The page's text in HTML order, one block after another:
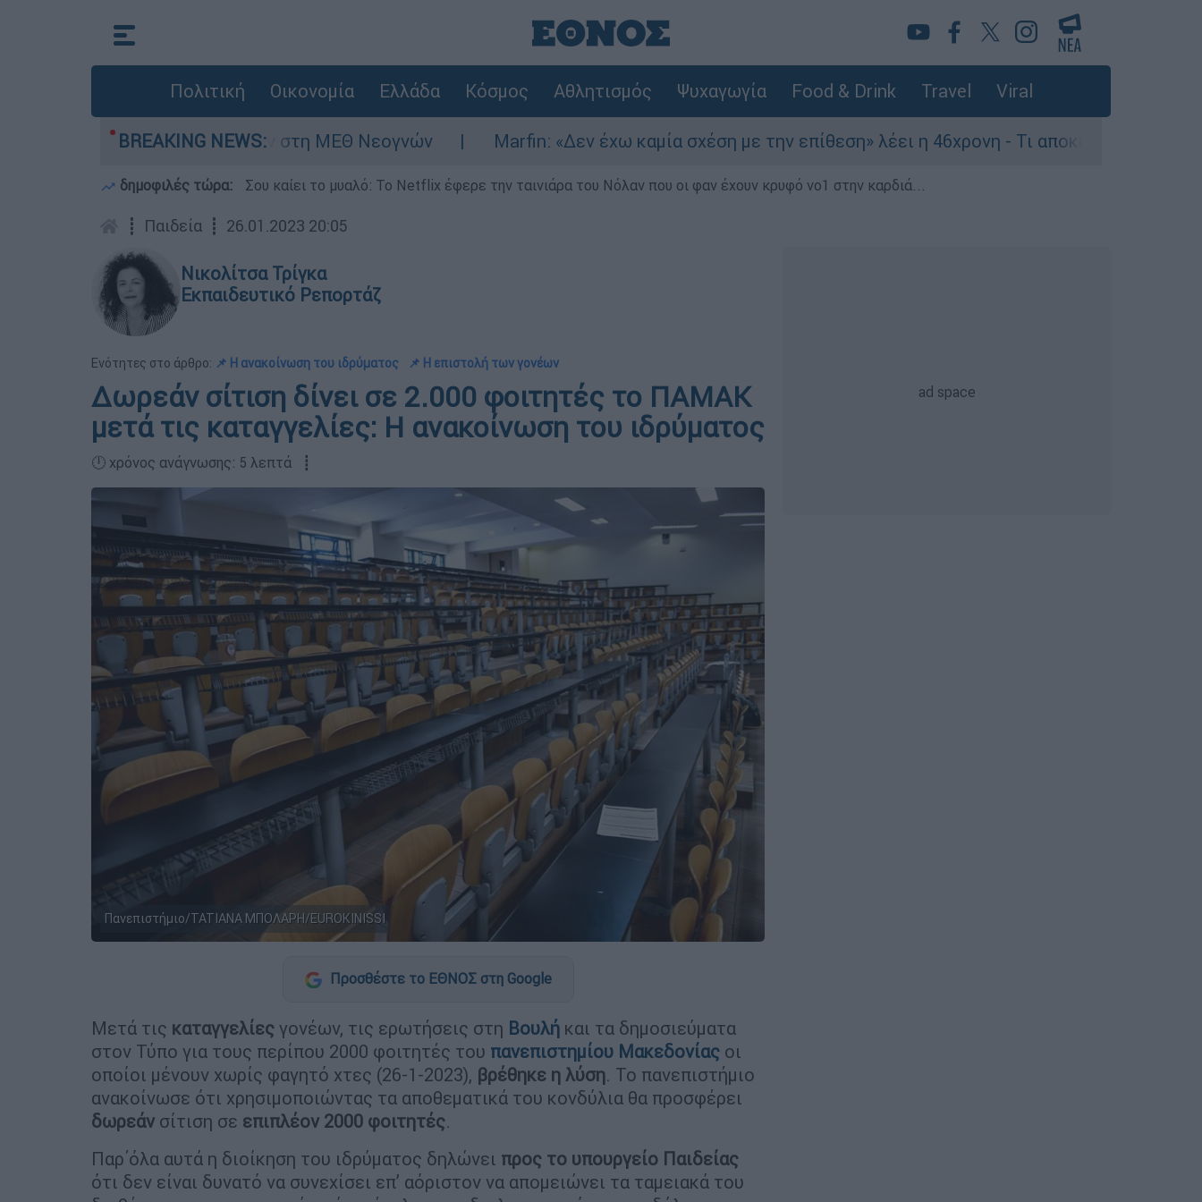
Πολιτική Οικονομία Ελλάδα Κόσμος Αθλητισμός Ψυχαγωγία Food & Drink Travel Viral
BREAKING NEWS:
- Νοσηλευόταν στη ΜΕΘ Νεογνών Marfin: «Δεν έχω καμία σχέση με την επίθεση» λέει η 46χρονη - Τι αποκάλυψε στους αστυνομικούς
δημοφιλές τώρα: Σου καίει το μυαλό: Το Netflix έφερε την ταινιάρα του Νόλαν που οι φαν έχουν κρυφό νο1 στην καρδιά...
┋ Παιδεία ┋ 26.01.2023 20:05
Νικολίτσα Τρίγκα
Εκπαιδευτικό Ρεπορτάζ
Ενότητες στο άρθρο: 📌 Η ανακοίνωση του ιδρύματος 📌 Η επιστολή των γονέων
Δωρεάν σίτιση δίνει σε 2.000 φοιτητές το ΠΑΜΑΚ
μετά τις καταγγελίες: Η ανακοίνωση του ιδρύματος
🕛 χρόνος ανάγνωσης: 5 λεπτά ┋
Πανεπιστήμιο/TATIANA ΜΠΟΛΑΡΗ/EUROKINISSI
Προσθέστε το ΕΘΝΟΣ στη Google
Μετά τις καταγγελίες γονέων, τις ερωτήσεις στη Βουλή και τα δημοσιεύματα
στον Τύπο για τους περίπου 2000 φοιτητές του πανεπιστημίου Μακεδονίας οι
οποίοι μένουν χωρίς φαγητό χτες (26-1-2023), βρέθηκε η λύση. Το πανεπιστήμιο
ανακοίνωσε ότι χρησιμοποιώντας τα αποθεματικά του κονδύλια θα προσφέρει
δωρεάν σίτιση σε επιπλέον 2000 φοιτητές.
Παρ΄όλα αυτά η διοίκηση του ιδρύματος δηλώνει προς το υπουργείο Παιδείας
ότι δεν είναι δυνατό να συνεχίσει επ’ αόριστον να απομειώνει τα ταμειακά του